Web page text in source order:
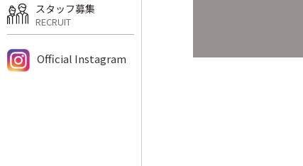
スタッフ募集
RECRUIT
Official Instagram